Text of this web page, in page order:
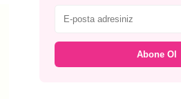
Abone Ol